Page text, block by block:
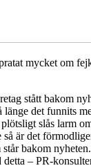
mycket om
stått bakom
länge det funnits
slås larm
är det
bakom
– PR-